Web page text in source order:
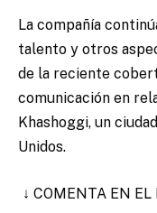
La compañía
talento y otros
de la reciente
comunicación en
Khashoggi, un
Unidos.
↓ COMENTA EN